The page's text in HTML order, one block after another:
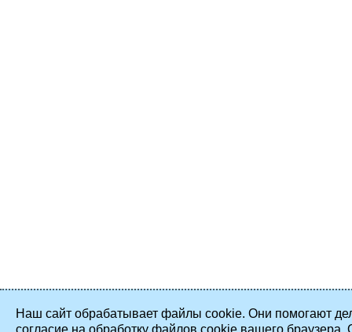
Наш сайт обрабатывает файлы cookie. Они помогают
согласие на обработку файлов cookie вашего